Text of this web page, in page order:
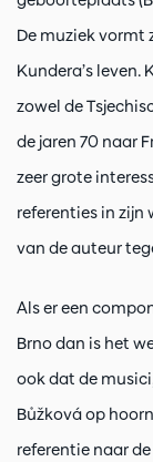
De muziek vormt
Kundera’s leven.
zowel de
de jaren 70 naar
zeer grote
referenties in zijn
van de auteur
Als er een
Brno dan is het
ook dat de
Bůžková op
referentie naar